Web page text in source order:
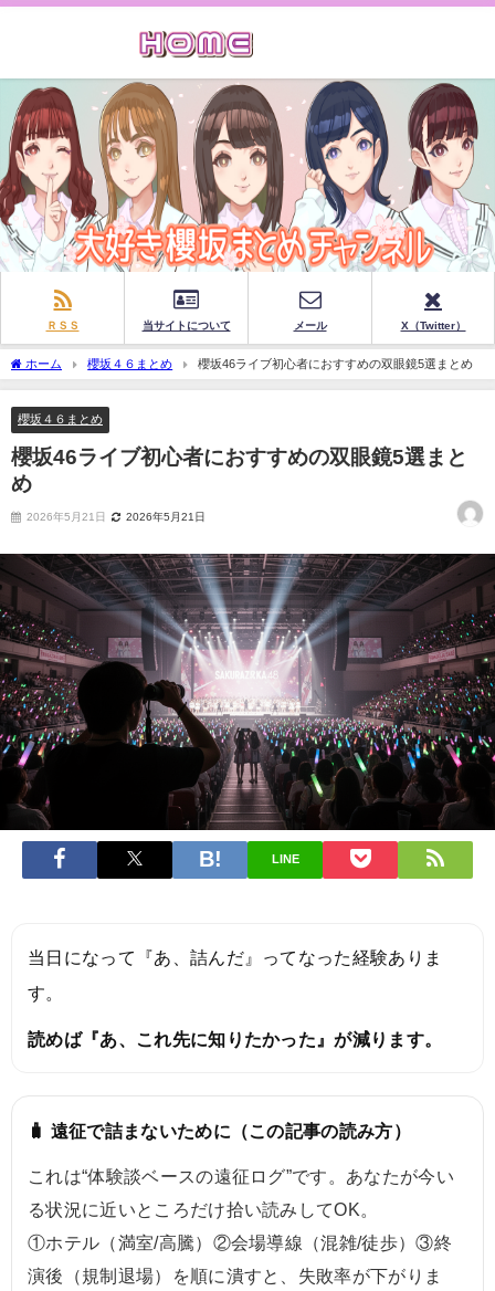
ＲＳＳ 当サイトについて メール X（Twitter）
ホーム 櫻坂４６まとめ 櫻坂46ライブ初心者におすすめの双眼鏡5選まとめ
櫻坂４６まとめ
櫻坂46ライブ初心者におすすめの双眼鏡5選まと
め
2026年5月21日 2026年5月21日
LINE
当日になって『あ、詰んだ』ってなった経験ありま
す。
読めば『あ、これ先に知りたかった』が減ります。
🧳 遠征で詰まないために（この記事の読み方）
これは“体験談ベースの遠征ログ”です。あなたが今い
る状況に近いところだけ拾い読みしてOK。
①ホテル（満室/高騰）②会場導線（混雑/徒歩）③終
演後（規制退場）を順に潰すと、失敗率が下がりま